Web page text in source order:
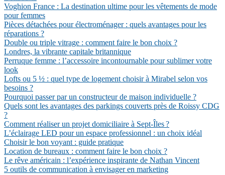
Voghion France : La destination ultime pour les vêtements de mode
pour femmes
Pièces détachées pour électroménager : quels avantages pour les
réparations ?
Double ou triple vitrage : comment faire le bon choix ?
Londres, la vibrante capitale britannique
Perruque femme : l’accessoire incontournable pour sublimer votre
look
Lofts ou 5 ½ : quel type de logement choisir à Mirabel selon vos
besoins ?
Pourquoi passer par un constructeur de maison individuelle ?
Quels sont les avantages des parkings couverts près de Roissy CDG
?
Comment réaliser un projet domiciliaire à Sept-Îles ?
L’éclairage LED pour un espace professionnel : un choix idéal
Choisir le bon voyant : guide pratique
Location de bureaux : comment faire le bon choix ?
Le rêve américain : l’expérience inspirante de Nathan Vincent
5 outils de communication à envisager en marketing